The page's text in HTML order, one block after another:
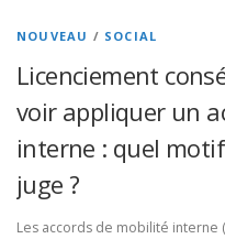
NOUVEAU / SOCIAL
Licenciement
voir appliquer un
interne : quel
juge ?
Les accords de mobilité interne